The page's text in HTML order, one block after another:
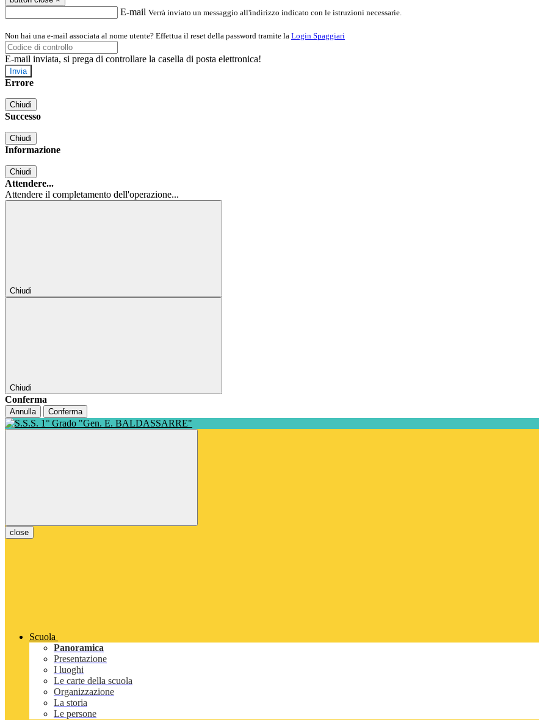
E-mail Verrà inviato un messaggio all'indirizzo indicato con le istruzioni necessarie.
Non hai una e-mail associata al nome utente? Effettua il reset della password tramite la Login Spaggiari
E-mail inviata, si prega di controllare la casella di posta elettronica!
Errore
Chiudi
Successo
Chiudi
Informazione
Chiudi
Attendere...
Attendere il completamento dell'operazione...
Chiudi
Chiudi
Conferma
Annulla Conferma
close
Scuola
Panoramica
Presentazione
I luoghi
Le carte della scuola
Organizzazione
La storia
Le persone